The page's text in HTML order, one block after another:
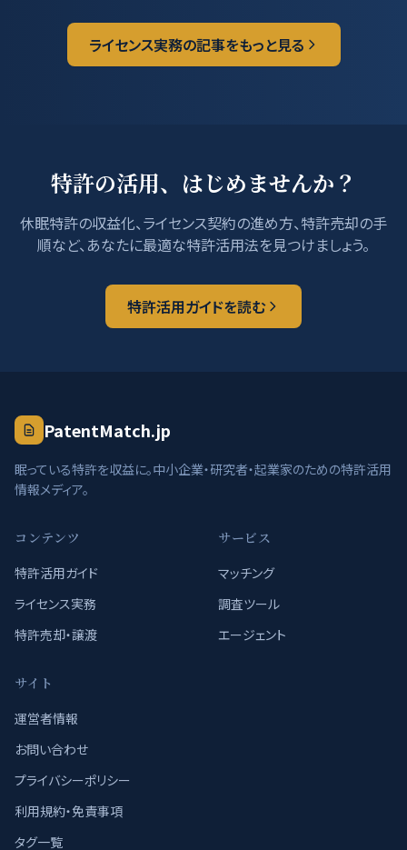
ライセンス実務の記事をもっと見る
特許の活用、はじめませんか？
休眠特許の収益化、ライセンス契約の進め方、特許売却の手
順など、あなたに最適な特許活用法を見つけましょう。
特許活用ガイドを読む
PatentMatch.jp
眠っている特許を収益に。中小企業・研究者・起業家のための特許活用
情報メディア。
コンテンツ
特許活用ガイド
ライセンス実務
特許売却・譲渡
サービス
マッチング
調査ツール
エージェント
サイト
運営者情報
お問い合わせ
プライバシーポリシー
利用規約・免責事項
タグ一覧